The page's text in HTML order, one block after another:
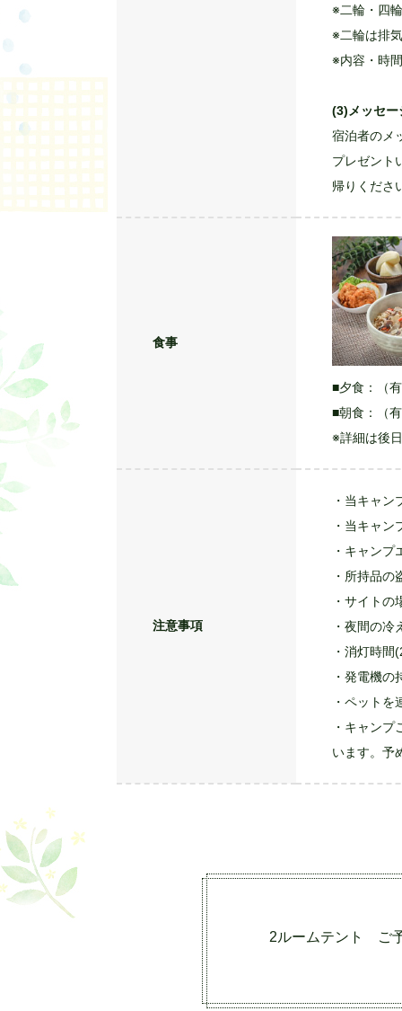
(2)ナイトク
MotoGP™
開催日：
料金：
※二輪・四
※二輪は排
※内容・時
(3)メッセー
宿泊者のメ
プレゼント
帰りくださ
■夕食：（
■朝食：（
※詳細は後
注意事項
・当キャ
・当キャ
・キャン
・所持品
・サイトの
・夜間の冷